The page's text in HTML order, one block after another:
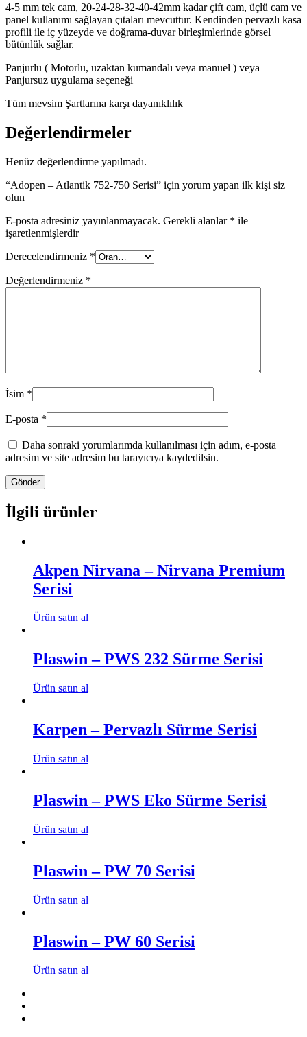
4-5 mm tek cam, 20-24-28-32-40-42mm kadar çift cam, üçlü cam ve
panel kullanımı sağlayan çıtaları mevcuttur. Kendinden pervazlı kasa
profili ile iç yüzeyde ve doğrama-duvar birleşimlerinde görsel
bütünlük sağlar.
Panjurlu ( Motorlu, uzaktan kumandalı veya manuel ) veya
Panjursuz uygulama seçeneği
Tüm mevsim Şartlarına karşı dayanıklılık
Değerlendirmeler
Henüz değerlendirme yapılmadı.
“Adopen – Atlantik 752-750 Serisi” için yorum yapan ilk kişi siz
olun
E-posta adresiniz yayınlanmayacak. Gerekli alanlar * ile
işaretlenmişlerdir
Derecelendirmeniz *
Değerlendirmeniz *
İsim *
E-posta *
Daha sonraki yorumlarımda kullanılması için adım, e-posta
adresim ve site adresim bu tarayıcıya kaydedilsin.
İlgili ürünler
Akpen Nirvana – Nirvana Premium
Serisi
Ürün satın al
Plaswin – PWS 232 Sürme Serisi
Ürün satın al
Karpen – Pervazlı Sürme Serisi
Ürün satın al
Plaswin – PWS Eko Sürme Serisi
Ürün satın al
Plaswin – PW 70 Serisi
Ürün satın al
Plaswin – PW 60 Serisi
Ürün satın al